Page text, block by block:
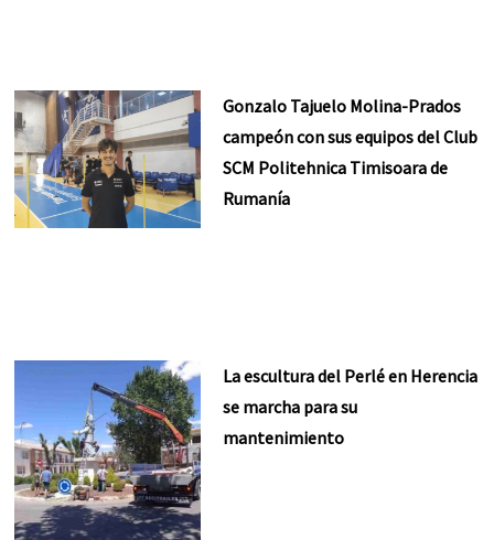
Gonzalo Tajuelo Molina-Prados
campeón con sus equipos del Club
SCM Politehnica Timisoara de
Rumanía
La escultura del Perlé en Herencia
se marcha para su
mantenimiento